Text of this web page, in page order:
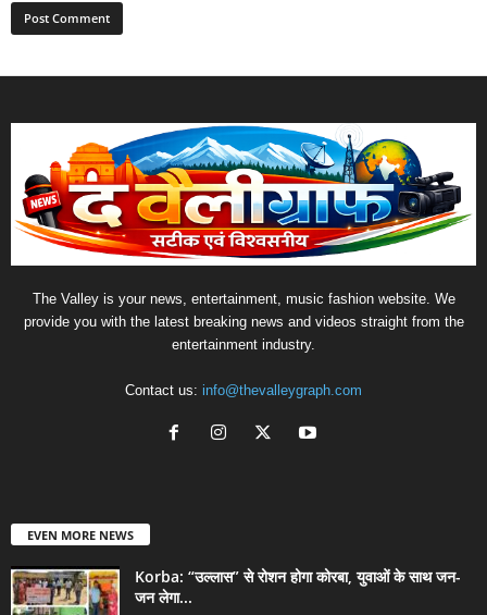
The Valley is your news, entertainment, music fashion website. We
provide you with the latest breaking news and videos straight from the
entertainment industry.
Contact us: info@thevalleygraph.com
EVEN MORE NEWS
Korba: “उल्लास” से रोशन होगा कोरबा, युवाओं के साथ जन-
जन लेगा...